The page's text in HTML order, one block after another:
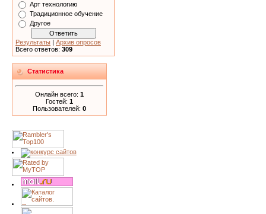
Арт технологию
Традиционное обучение
Другое
Результаты | Архив опросов
Всего ответов: 309
Статистика
Онлайн всего: 1
Гостей: 1
Пользователей: 0